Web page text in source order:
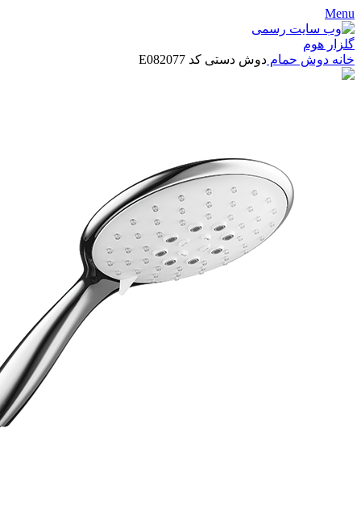
Menu
خانه دوش حمام دوش دستی کد E082077